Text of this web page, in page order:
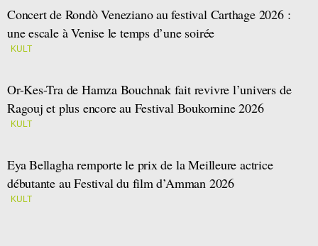
Concert de Rondò Veneziano au festival Carthage 2026 :
une escale à Venise le temps d’une soirée
KULT
Or-Kes-Tra de Hamza Bouchnak fait revivre l’univers de
Ragouj et plus encore au Festival Boukornine 2026
KULT
Eya Bellagha remporte le prix de la Meilleure actrice
débutante au Festival du film d’Amman 2026
KULT